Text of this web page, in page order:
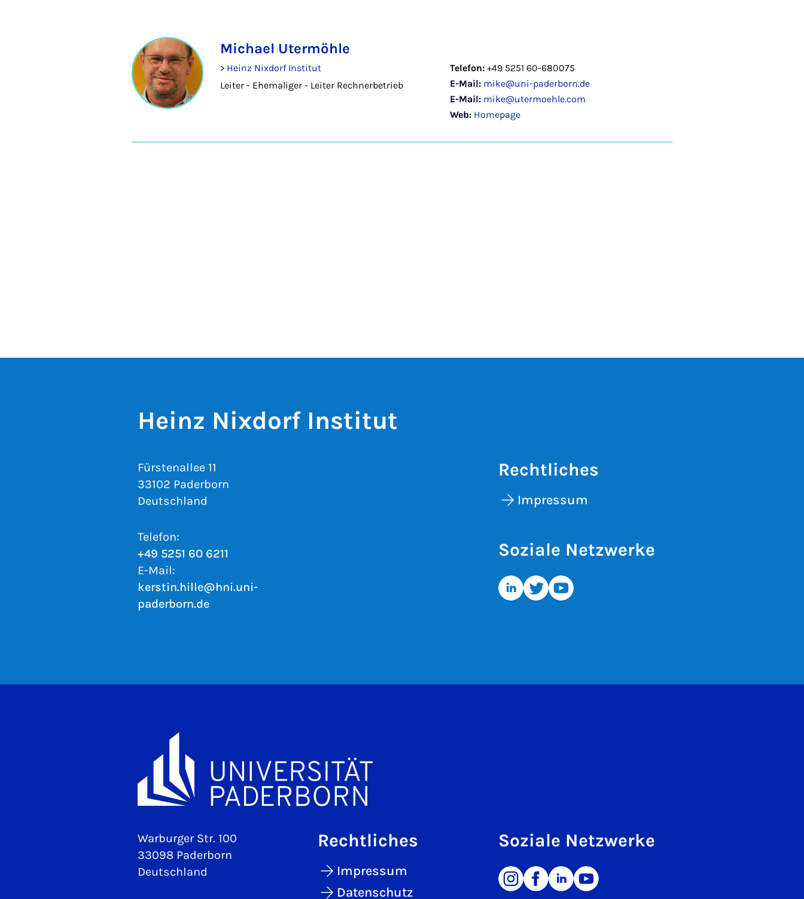
Michael Utermöhle
> Heinz Nixdorf Institut
Leiter - Ehemaliger - Leiter Rechnerbetrieb
Telefon: +49 5251 60-680075
E-Mail: mike@uni-paderborn.de
E-Mail: mike@utermoehle.com
Web: Homepage
Heinz Nixdorf Institut
Fürstenallee 11
33102 Paderborn
Deutschland
Telefon:
+49 5251 60 6211
E-Mail:
kerstin.hille@hni.uni-
paderborn.de
Rechtliches
Impressum
Soziale Netzwerke
Warburger Str. 100
33098 Paderborn
Deutschland
Rechtliches
Impressum
Datenschutz
Soziale Netzwerke